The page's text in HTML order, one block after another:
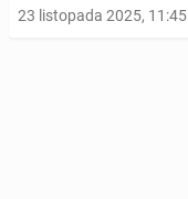
23 listopada 2025, 11:45